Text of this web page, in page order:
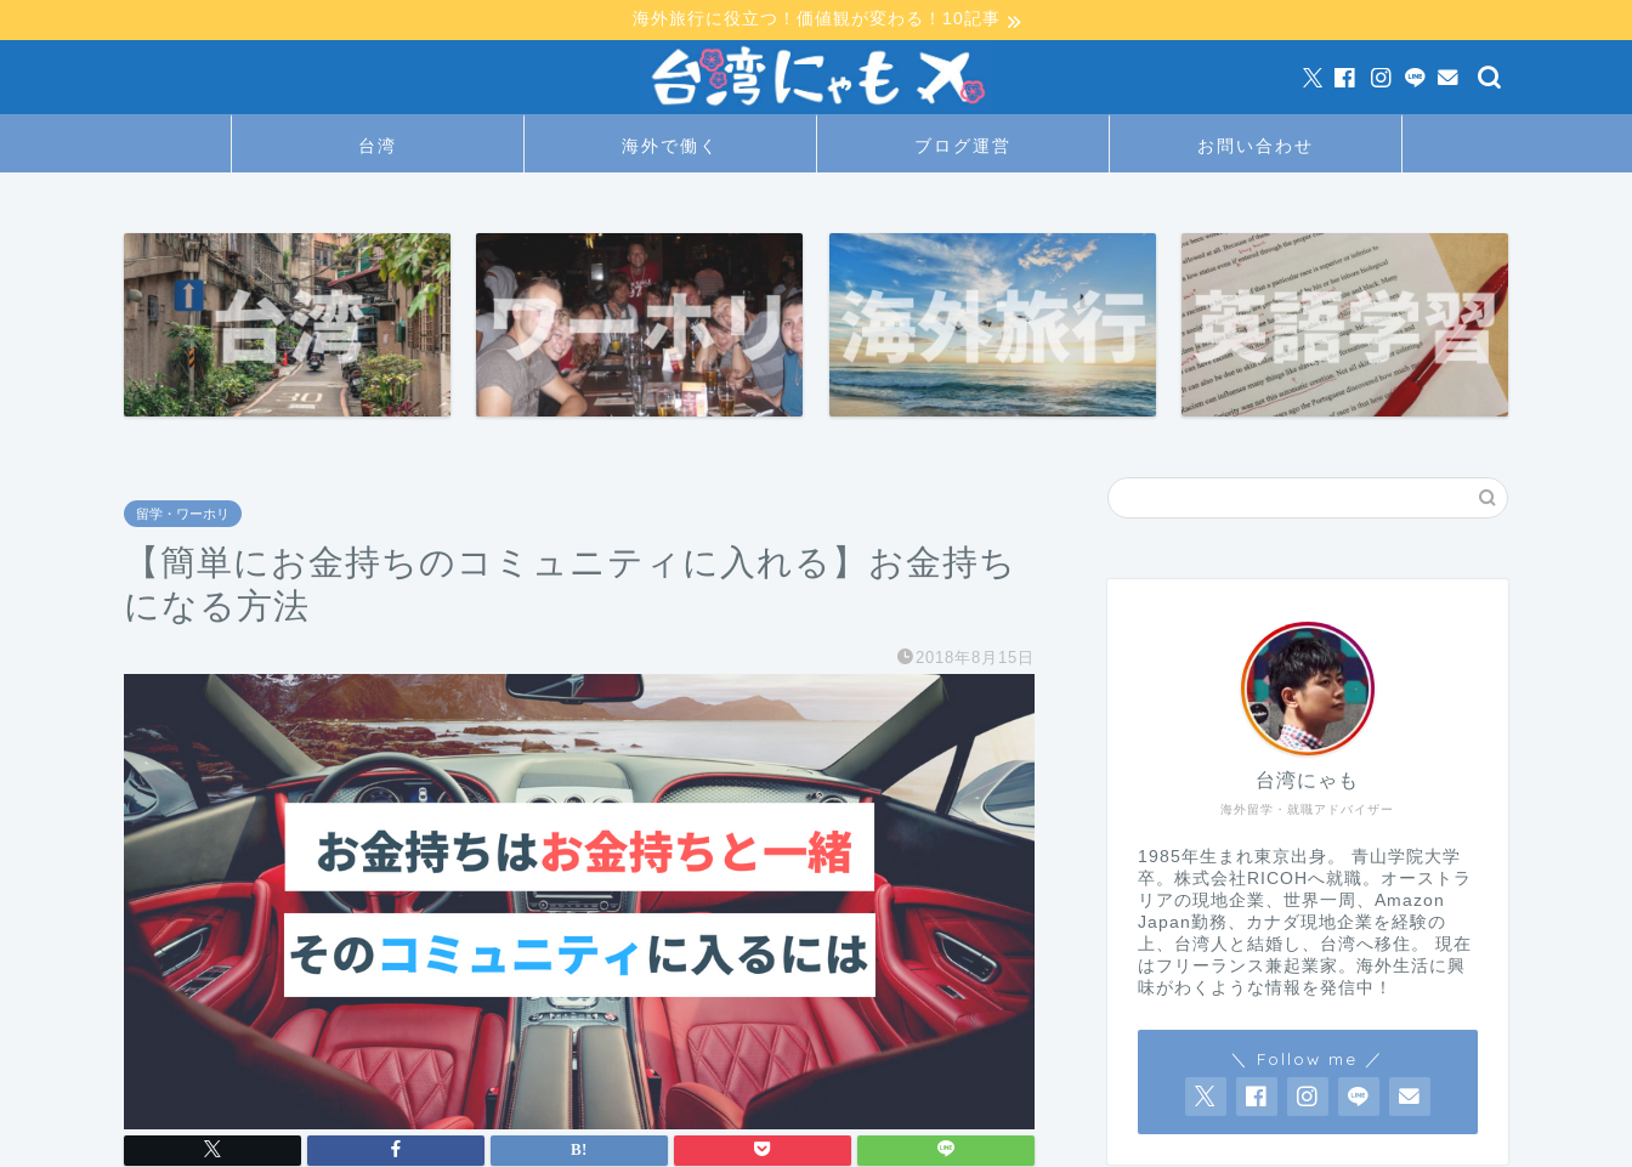
海外旅行に役立つ！価値観が変わる！10記事
台湾 海外で働く ブログ運営 お問い合わせ
留学・ワーホリ
【簡単にお金持ちのコミュニティに入れる】お金持ち
になる方法
2018年8月15日
海外留学・就職アドバイザー
台湾にゃも
1985年生まれ東京出身。 青山学院大学
卒。株式会社RICOHへ就職。オーストラ
リアの現地企業、世界一周、Amazon
Japan勤務、カナダ現地企業を経験の
上、台湾人と結婚し、台湾へ移住。 現在
はフリーランス兼起業家。海外生活に興
味がわくような情報を発信中！
＼ Follow me ／